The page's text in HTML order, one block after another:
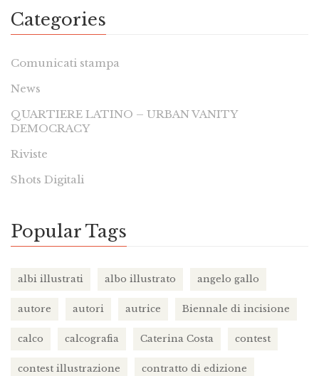
Categories
Comunicati stampa
News
QUARTIERE LATINO – URBAN VANITY
DEMOCRACY
Riviste
Shots Digitali
Popular Tags
albi illustrati albo illustrato angelo gallo
autore autori autrice Biennale di incisione
calco calcografia Caterina Costa contest
contest illustrazione contratto di edizione